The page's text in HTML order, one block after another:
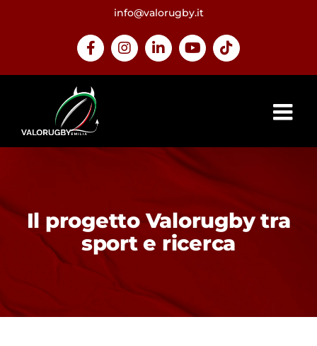
info@valorugby.it
FacebookInstagramLinkedInYouTubeTiktok
Il progetto Valorugby tra
sport e ricerca